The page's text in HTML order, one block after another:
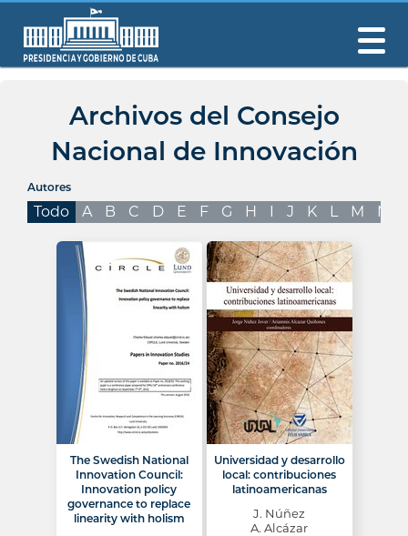
Archivos del Consejo
Nacional de Innovación
Autores
Todo A B C D E F G H I J K L M N
The Swedish National
Innovation Council:
Innovation policy
governance to replace
linearity with holism
Universidad y desarrollo
local: contribuciones
latinoamericanas
J. Núñez
A. Alcázar